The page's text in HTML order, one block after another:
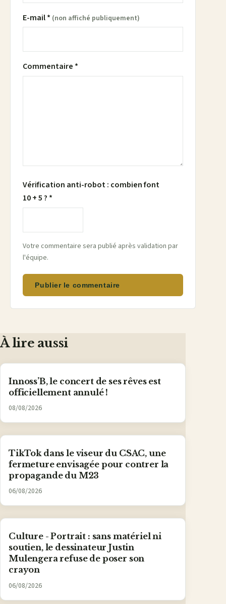
E-mail * (non affiché publiquement)
Commentaire *
Vérification anti-robot : combien font
10 + 5 ? *
Votre commentaire sera publié après validation par
l'équipe.
Publier le commentaire
À lire aussi
Innoss’B, le concert de ses rêves est
officiellement annulé !
08/08/2026
TikTok dans le viseur du CSAC, une
fermeture envisagée pour contrer la
propagande du M23
06/08/2026
Culture - Portrait : sans matériel ni
soutien, le dessinateur Justin
Mulengera refuse de poser son
crayon
06/08/2026